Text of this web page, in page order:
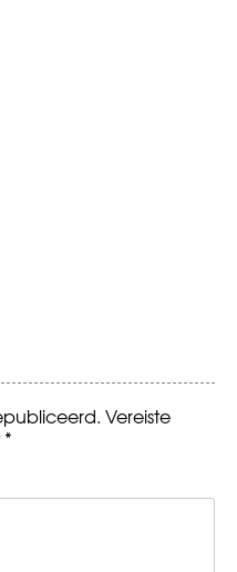
Vereiste
*